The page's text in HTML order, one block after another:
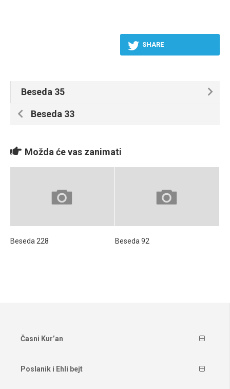
SHARE
Beseda 35
Beseda 33
Možda će vas zanimati
Beseda 228 Beseda 92
Časni Kur’an
Poslanik i Ehli bejt